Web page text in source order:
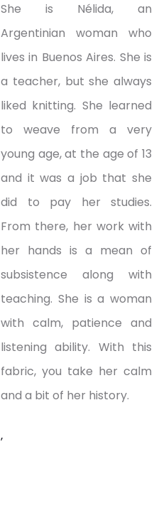
She is Nélida, an
Argentinian woman who
lives in Buenos Aires. She is
a teacher, but she always
liked knitting. She learned
to weave from a very
young age, at the age of 13
and it was a job that she
did to pay her studies.
From there, her work with
her hands is a mean of
subsistence along with
teaching. She is a woman
with calm, patience and
listening ability. With this
fabric, you take her calm
and a bit of her history.
,